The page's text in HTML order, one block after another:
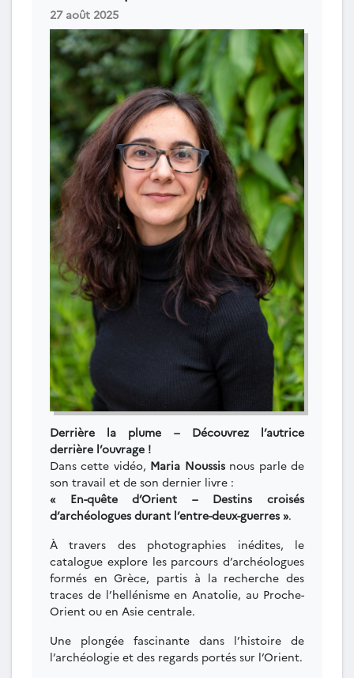
27 août 2025
Derrière la plume – Découvrez l’autrice
derrière l’ouvrage !
Dans cette vidéo, Maria Noussisnous parle de
son travail et de son dernier livre :
« En-quête d’Orient – Destins croisés
d’archéologues durant l’entre-deux-guerres ».
À travers des photographies inédites, le
catalogue explore les parcours d’archéologues
formés en Grèce, partis à la recherche des
traces de l’hellénisme en Anatolie, au Proche-
Orient ou en Asie centrale.
Une plongée fascinante dans l’histoire de
l’archéologie et des regards portés sur l’Orient.